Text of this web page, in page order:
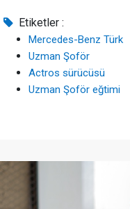
Etiketler :
Mercedes-Benz Türk
Uzman Şoför
Actros sürücüsü
Uzman Şoför eğtimi